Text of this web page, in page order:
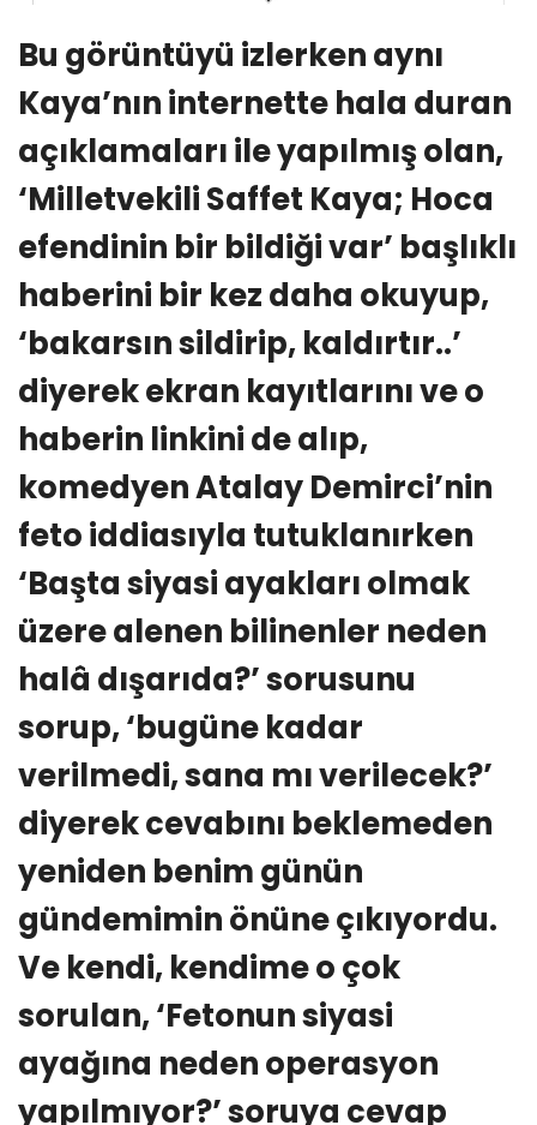
Bu görüntüyü izlerken aynı
Kaya’nın internette hala duran
açıklamaları ile yapılmış olan,
‘Milletvekili Saffet Kaya; Hoca
efendinin bir bildiği var’ başlıklı
haberini bir kez daha okuyup,
‘bakarsın sildirip, kaldırtır..’
diyerek ekran kayıtlarını ve o
haberin linkini de alıp,
komedyen Atalay Demirci’nin
feto iddiasıyla tutuklanırken
‘Başta siyasi ayakları olmak
üzere alenen bilinenler neden
halâ dışarıda?’ sorusunu
sorup, ‘bugüne kadar
verilmedi, sana mı verilecek?’
diyerek cevabını beklemeden
yeniden benim günün
gündemimin önüne çıkıyordu.
Ve kendi, kendime o çok
sorulan, ‘Fetonun siyasi
ayağına neden operasyon
yapılmıyor?’ soruya cevap